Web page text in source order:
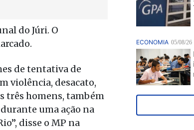
do Júri. O
de tentativa de
violência, desacato,
três homens, também
uma ação na
disse o MP na